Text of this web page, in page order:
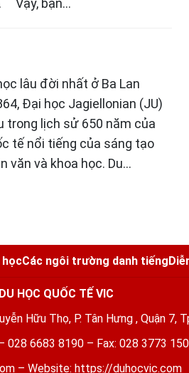
Vậy, bạn…
lâu đời nhất ở Ba Lan
Đại học Jagiellonian (JU)
trong lịch sử 650 năm của
tế nổi tiếng của sáng tạo
văn và khoa học. Du…
họcCác ngôi trường danh tiếng
HỌC QUỐC TẾ VIC
Hữu Thọ, P. Tân Hưng , Quận 7,
028 6683 8190 – Fax: 028 3773
– Website: https://duhocvic.com